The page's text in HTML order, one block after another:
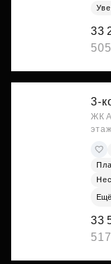
33
3-
ЖК
Ещё
33